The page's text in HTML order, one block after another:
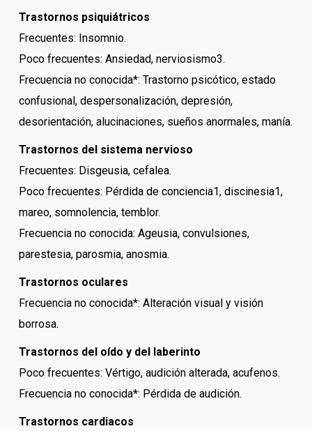
Trastornos psiquiátricos
Frecuentes: Insomnio.
Poco frecuentes: Ansiedad, nerviosismo3.
Frecuencia no conocida*: Trastorno psicótico, estado
confusional, despersonalización, depresión,
desorientación, alucinaciones, sueños anormales, manía.
Trastornos del sistema nervioso
Frecuentes: Disgeusia, cefalea.
Poco frecuentes: Pérdida de conciencia1, discinesia1,
mareo, somnolencia, temblor.
Frecuencia no conocida: Ageusia, convulsiones,
parestesia, parosmia, anosmia.
Trastornos oculares
Frecuencia no conocida*: Alteración visual y visión
borrosa.
Trastornos del oído y del laberinto
Poco frecuentes: Vértigo, audición alterada, acufenos.
Frecuencia no conocida*: Pérdida de audición.
Trastornos cardiacos